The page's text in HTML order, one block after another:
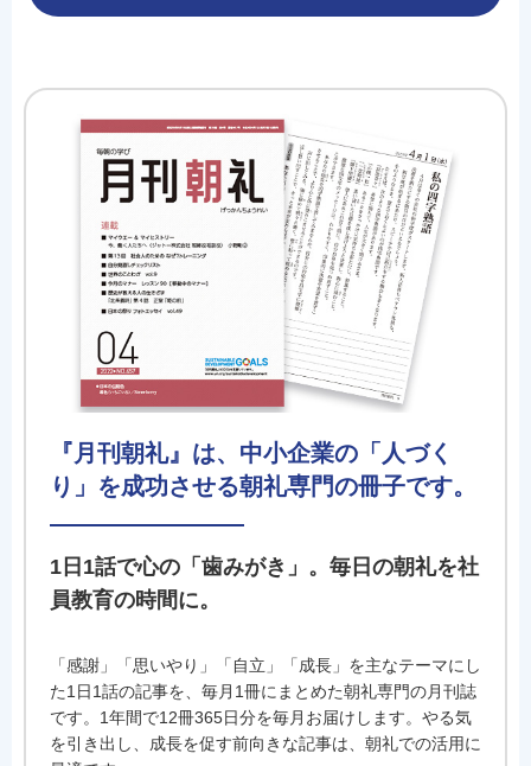
『月刊朝礼』は、中小企業の「人づく
り」を成功させる朝礼専門の冊子です。
1日1話で心の「歯みがき」。毎日の朝礼を社
員教育の時間に。
「感謝」「思いやり」「自立」「成長」を主なテーマにし
た1日1話の記事を、毎月1冊にまとめた朝礼専門の月刊誌
です。1年間で12冊365日分を毎月お届けします。やる気
を引き出し、成長を促す前向きな記事は、朝礼での活用に